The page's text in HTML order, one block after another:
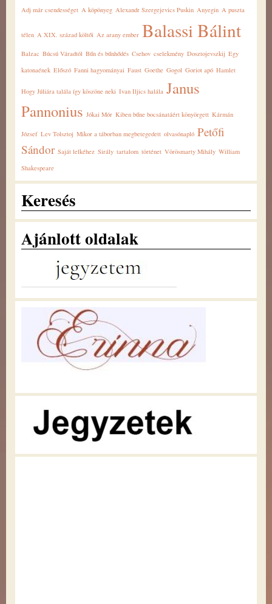
Adj már csendességet A köpönyeg Alexandr Szergejevics Puskin Anyegin A puszta
télen A XIX. század költői Az arany ember Balassi Bálint
Balzac Búcsú Váradtól Bűn és bűnhődés Csehov cselekmény Dosztojevszkij Egy
katonaének Előszó Fanni hagyományai Faust Goethe Gogol Goriot apó Hamlet
Hogy Júliára talála így köszöne neki Ivan Iljics halála Janus
Pannonius Jókai Mór Kiben bűne bocsánatáért könyörgett Kármán
József Lev Tolsztoj Mikor a táborban megbetegedett olvasónapló Petőfi
Sándor Saját lelkéhez Sirály tartalom történet Vörösmarty Mihály William
Shakespeare
Keresés
Ajánlott oldalak